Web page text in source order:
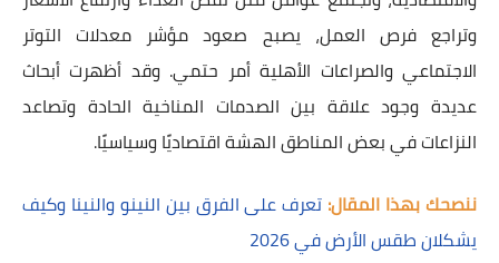
وتراجع فرص العمل، يصبح صعود مؤشر معدلات التوتر
الاجتماعي والصراعات الأهلية أمر حتمي. وقد أظهرت أبحاث
عديدة وجود علاقة بين الصدمات المناخية الحادة وتصاعد
النزاعات في بعض المناطق الهشة اقتصاديًا وسياسيًا.
ننصحك بهذا المقال: تعرف على الفرق بين النينو والنينا وكيف
يشكلان طقس الأرض في 2026